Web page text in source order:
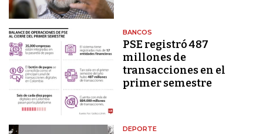
BANCOS
PSE registró 487
millones de
transacciones en el
primer semestre
DEPORTE